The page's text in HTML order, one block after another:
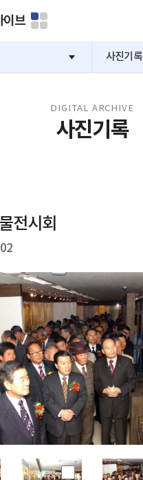
이브
사진기록
DIGITAL ARCHIVE
사진기록
전시회